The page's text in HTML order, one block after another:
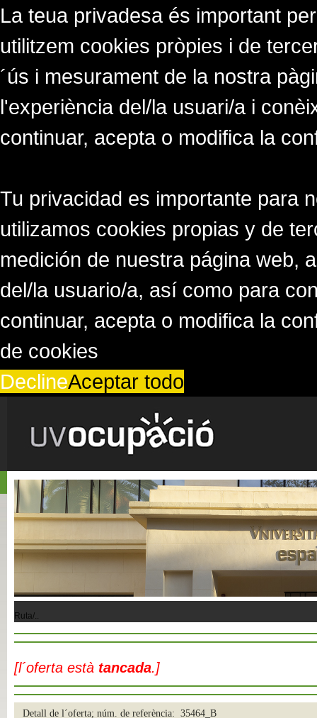
La teua privadesa és important
utilitzem cookies pròpies i de
´ús i mesurament de la nostra
l'experiència del/la usuari/a i
continuar, acepta o modifica la
Tu privacidad es importante para
utilizamos cookies propias y de
medición de nuestra página web,
del/la usuario/a, así como para
continuar, acepta o modifica la
de cookies
DeclineAceptar todo
Ruta/..
[l´oferta està tancada.]
Detall de l´oferta; núm. de referència: 35464_B